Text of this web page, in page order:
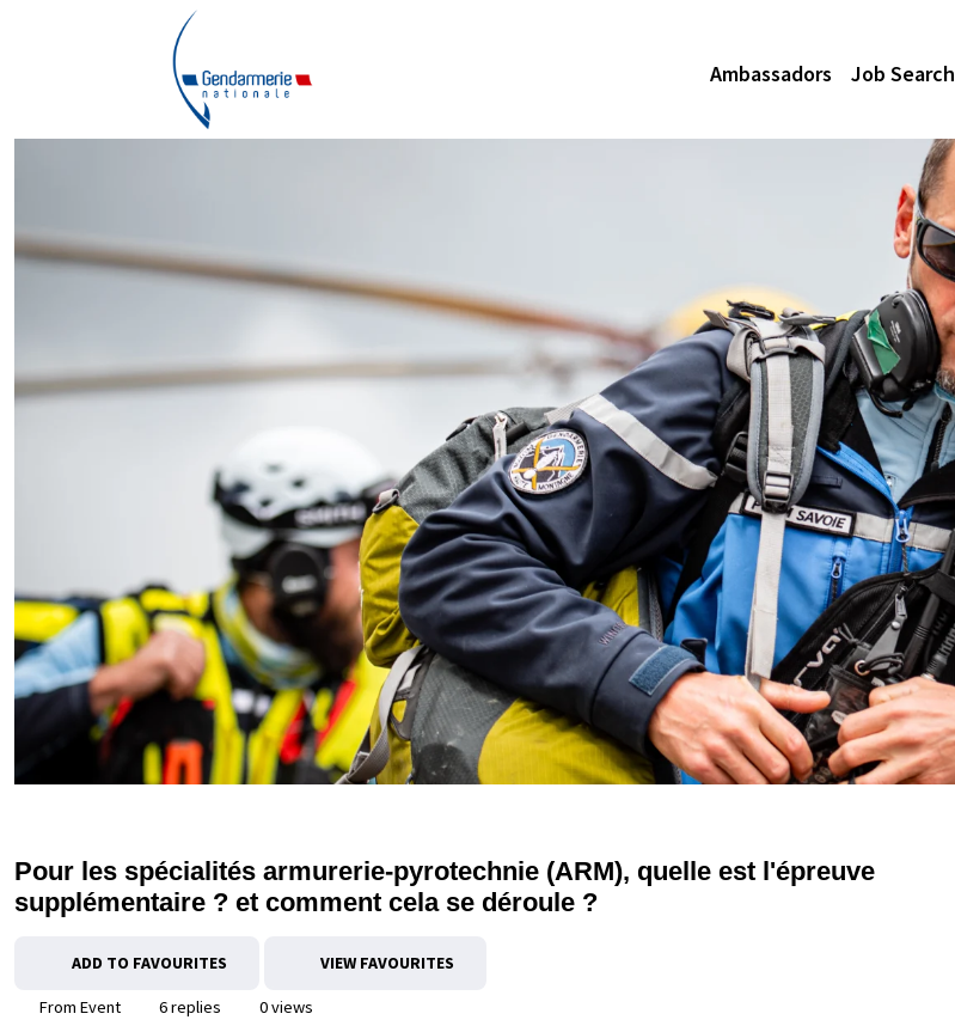
Ambassadors Job Search
Pour les spécialités armurerie-pyrotechnie (ARM), quelle est l'épreuve
supplémentaire ? et comment cela se déroule ?
ADD TO FAVOURITES VIEW FAVOURITES
From Event 6 replies
0 views